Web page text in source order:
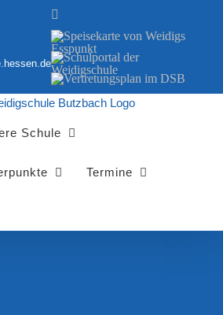
Speisekarte
von
Weidigs
Esspunkt
Schulportal
der
Weidigschule
Vertretungsplan
DSB
Schule
Termine